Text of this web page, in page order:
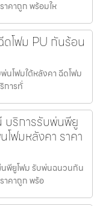
คาถูก พร้อมให
โฟม PU กันร้อน
นโฟมใต้หลังคา ฉีดโฟม
การทั่
บริการรับพ่นพียู
ฟมหลังคา ราคา
พียูโฟม รับพ่นฉนวนกัน
าคาถูก พร้อ